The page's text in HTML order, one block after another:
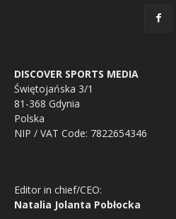
DISCOVER SPORTS MEDIA
Świętojańska 3/1
81-368 Gdynia
Polska
NIP / VAT Code: 7822654346
Editor in chief/CEO:
Natalia Jolanta Pobłocka